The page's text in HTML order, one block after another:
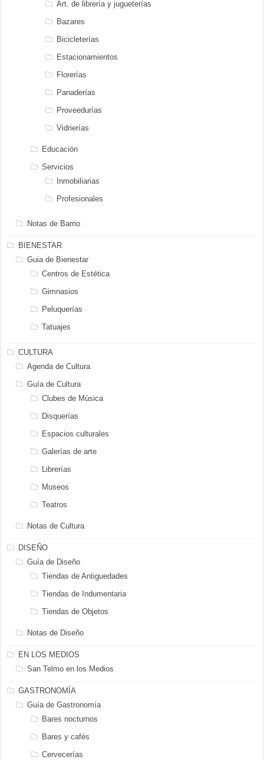
Art. de librería y jugueterías
Bazares
Bicicleterías
Estacionamientos
Florerías
Panaderías
Proveedurías
Vidrierías
Educación
Servicios
Inmobiliarias
Profesionales
Notas de Barrio
BIENESTAR
Guia de Bienestar
Centros de Estética
Gimnasios
Peluquerías
Tatuajes
CULTURA
Agenda de Cultura
Guía de Cultura
Clubes de Música
Disquerías
Espacios culturales
Galerías de arte
Librerías
Museos
Teatros
Notas de Cultura
DISEÑO
Guía de Diseño
Tiendas de Antiguedades
Tiendas de Indumentaria
Tiendas de Objetos
Notas de Diseño
EN LOS MEDIOS
San Telmo en los Medios
GASTRONOMÍA
Guía de Gastronomía
Bares nocturnos
Bares y cafés
Cervecerías